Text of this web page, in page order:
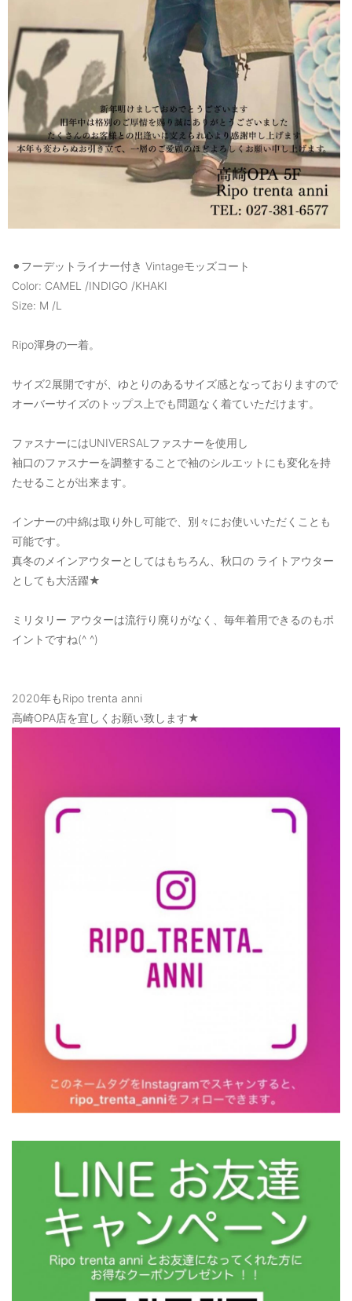
⚫︎フーデットライナー付き Vintageモッズコート
Color: CAMEL /INDIGO /KHAKI
Size: M /L
Ripo渾身の一着。
サイズ2展開ですが、ゆとりのあるサイズ感となっておりますので
オーバーサイズのトップス上でも問題なく着ていただけます。
ファスナーにはUNIVERSALファスナーを使用し
袖口のファスナーを調整することで袖のシルエットにも変化を持
たせることが出来ます。
インナーの中綿は取り外し可能で、別々にお使いいただくことも
可能です。
真冬のメインアウターとしてはもちろん、秋口の ライトアウター
としても大活躍★
ミリタリー アウターは流行り廃りがなく、毎年着用できるのもポ
イントですね(^ ^)
2020年もRipo trenta anni
高崎OPA店を宜しくお願い致します★